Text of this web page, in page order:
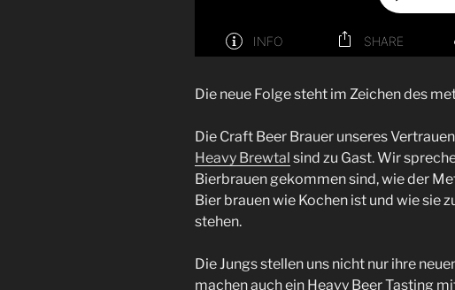
Die neue Folge steht im Zeichen des
Die Craft Beer Brauer unseres
Heavy Brewtal sind zu Gast. Wir
Bierbrauen gekommen sind, wie der
Bier brauen wie Kochen ist und wie sie
stehen.
Die Jungs stellen uns nicht nur ihre
machen auch ein Heavy Beer Tasting